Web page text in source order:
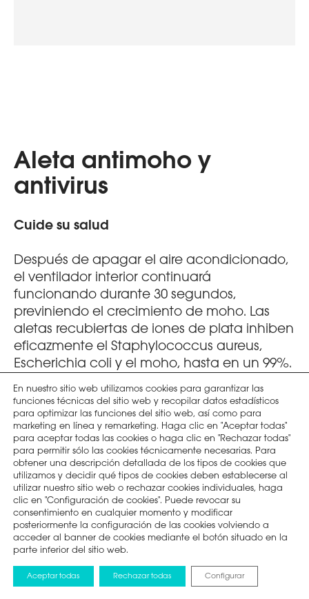
Aleta antimoho y
antivirus
Cuide su salud
Después de apagar el aire acondicionado,
el ventilador interior continuará
funcionando durante 30 segundos,
previniendo el crecimiento de moho. Las
aletas recubiertas de iones de plata inhiben
eficazmente el Staphylococcus aureus,
Escherichia coli y el moho, hasta en un 99%.
En nuestro sitio web utilizamos cookies para garantizar las
funciones técnicas del sitio web y recopilar datos estadísticos
para optimizar las funciones del sitio web, así como para
marketing en línea y remarketing. Haga clic en "Aceptar todas"
para aceptar todas las cookies o haga clic en "Rechazar todas"
para permitir sólo las cookies técnicamente necesarias. Para
obtener una descripción detallada de los tipos de cookies que
utilizamos y decidir qué tipos de cookies deben establecerse al
utilizar nuestro sitio web o rechazar cookies individuales, haga
clic en "Configuración de cookies". Puede revocar su
consentimiento en cualquier momento y modificar
posteriormente la configuración de las cookies volviendo a
acceder al banner de cookies mediante el botón situado en la
parte inferior del sitio web.
Aceptar todas Rechazar todas Configurar